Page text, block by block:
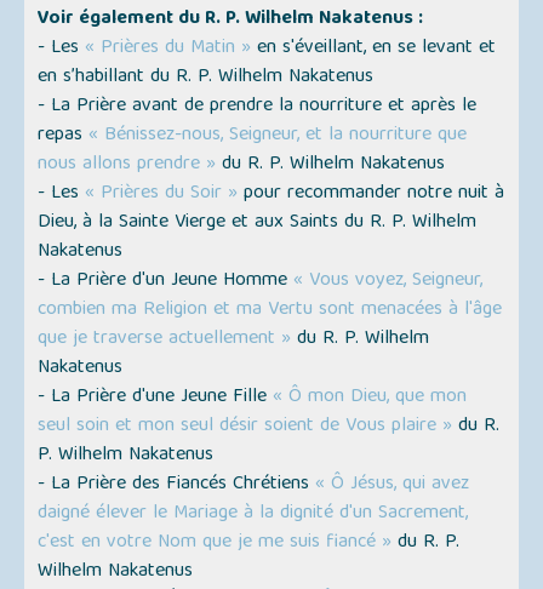
Voir également du R. P. Wilhelm Nakatenus :
- Les « Prières du Matin » en s'éveillant, en se levant et
en s’habillant du R. P. Wilhelm Nakatenus
- La Prière avant de prendre la nourriture et après le
repas « Bénissez-nous, Seigneur, et la nourriture que
nous allons prendre » du R. P. Wilhelm Nakatenus
- Les « Prières du Soir » pour recommander notre nuit à
Dieu, à la Sainte Vierge et aux Saints du R. P. Wilhelm
Nakatenus
- La Prière d'un Jeune Homme « Vous voyez, Seigneur,
combien ma Religion et ma Vertu sont menacées à l'âge
que je traverse actuellement » du R. P. Wilhelm
Nakatenus
- La Prière d'une Jeune Fille « Ô mon Dieu, que mon
seul soin et mon seul désir soient de Vous plaire » du R.
P. Wilhelm Nakatenus
- La Prière des Fiancés Chrétiens « Ô Jésus, qui avez
daigné élever le Mariage à la dignité d'un Sacrement,
c'est en votre Nom que je me suis fiancé » du R. P.
Wilhelm Nakatenus